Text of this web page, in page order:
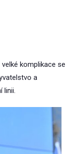
komplikace se
a
linii.